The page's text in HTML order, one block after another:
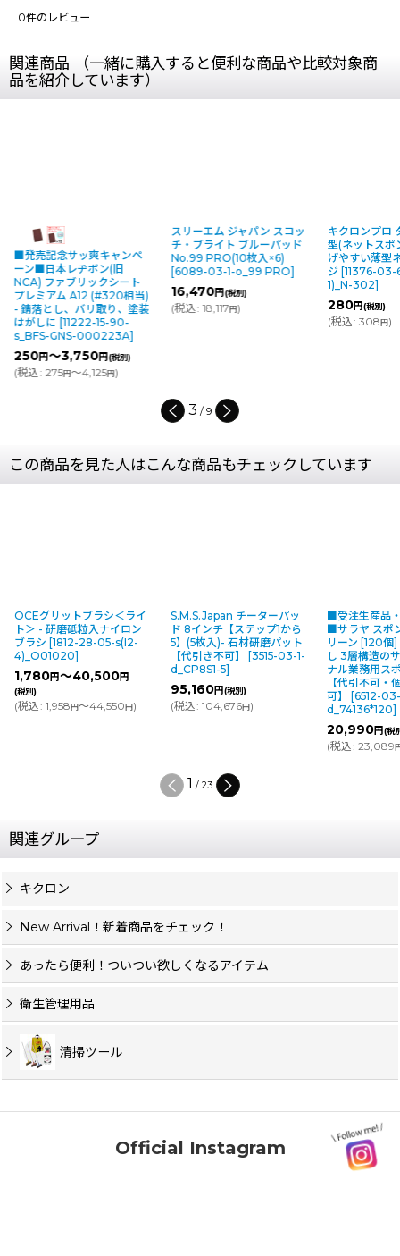
0件のレビュー
関連商品 （一緒に購入すると便利な商品や比較対象商
品を紹介しています）
■発売記念サッ爽キャンペ
ーン■日本レヂボン(旧
NCA) ファブリックシート
プレミアム A12 (#320相当)
- 錆落とし、バリ取り、塗装
はがしに [11222-15-90-
s_BFS-GNS-000223A]
250円～3,750円(税別)
(税込: 275円～4,125円)
スリーエム ジャパン スコッ
チ・ブライト ブルーパッド
No.99 PRO(10枚入×6)
[6089-03-1-o_99 PRO]
16,470円(税別)
(税込: 18,117円)
キクロンプロ
型(ネットスポ
げやすい薄型
ジ [11376-
1)_N-302]
280円(税別)
(税込: 308円)
3 / 9
この商品を見た人はこんな商品もチェックしています
OCEグリットブラシ＜ライ
ト＞ - 研磨砥粒入ナイロン
ブラシ [1812-28-05-s(I2-
4)_O01020]
1,780円～40,500円
(税別)
(税込: 1,958円～44,550円)
S.M.S.Japan チーターパッ
ド 8インチ【ステップ1から
5】(5枚入)- 石材研磨パット
【代引き不可】
[3515-03-1-
d_CP8S1-5]
95,160円(税別)
(税込: 104,676円)
■受注生産品
■サラヤ スポ
リーン [120個
し 3層構造の
ナル業務用ス
【代引不可・
可】
[6512-
d_74136*120]
20,990円(税
(税込: 23,089
1 / 23
関連グループ
キクロン
New Arrival！新着商品をチェック！
あったら便利！ついつい欲しくなるアイテム
衛生管理用品
清掃ツール
Official Instagram